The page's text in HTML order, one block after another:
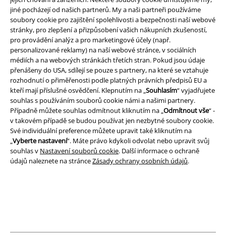
jiné pocházejí od našich partnerů. My a naši partneři používáme
soubory cookie pro zajištění spolehlivosti a bezpečnosti naší webové
stránky, pro zlepšení a přizpůsobení vašich nákupních zkušeností,
pro provádění analýz a pro marketingové účely (např.
personalizované reklamy) na naší webové stránce, v sociálních
médiích a na webových stránkách třetích stran. Pokud jsou údaje
přenášeny do USA, sdílejí se pouze s partnery, na které se vztahuje
rozhodnutí o přiměřenosti podle platných právních předpisů EU a
kteří mají příslušné osvědčení. Klepnutím na „Souhlasím“ vyjadřujete
souhlas s používáním souborů cookie námi a našimi partnery.
Případně můžete souhlas odmítnout kliknutím na „Odmítnout vše“ -
v takovém případě se budou používat jen nezbytné soubory cookie.
Své individuální preference můžete upravit také kliknutím na
„Vyberte nastavení“. Máte právo kdykoli odvolat nebo upravit svůj
souhlas v Nastavení souborů cookie. Další informace o ochraně
údajů naleznete na stránceZásady ochrany osobních údajů.
Právní informace
Podmínky
Prohlášení
Ochrana osobních údajů
Likvidace odpadu a ochrana životního prostředí
Prohlášení o shodě
Informace o přístupnosti